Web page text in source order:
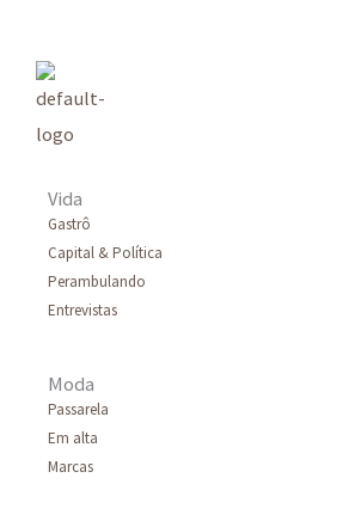
Vida
Gastrô
Capital & Política
Perambulando
Entrevistas
Moda
Passarela
Em alta
Marcas